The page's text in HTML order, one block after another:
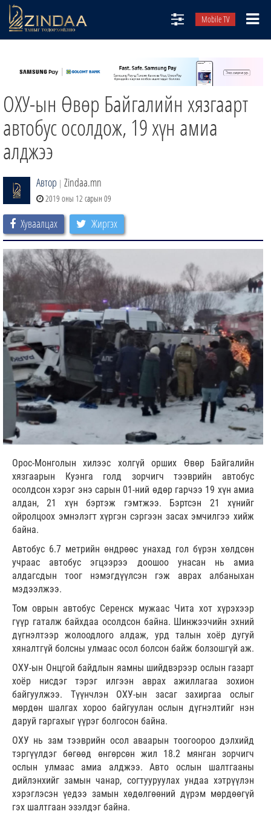
Mobile TV
ТВ8
ӨГЛӨӨНИЙ СОНИН
АУДИО ЗОХИОЛ
ЗИНДАА СЭТГҮҮЛ
ОХУ-ын Өвөр Байгалийн хязгаарт
автобус осолдож, 19 хүн амиа
алджээ
Автор | Zindaa.mn
2019 оны 12 сарын 09
Хуваалцах Жиргэх
Орос-Монголын хилээс холгүй орших Өвөр Байгалийн
хязгаарын Куэнга голд зорчигч тээврийн автобус
осолдсон хэрэг энэ сарын 01-ний өдөр гарчээ 19 хүн амиа
алдан, 21 хүн бэртэж гэмтжээ. Бэртсэн 21 хүнийг
ойролцоох эмнэлэгт хүргэн сэргээн засах эмчилгээ хийж
байна.
Автобус 6.7 метрийн өндрөөс унахад гол бүрэн хөлдсөн
учраас автобус эгцээрээ доошоо унасан нь амиа
алдагсдын тоог нэмэгдүүлсэн гэж аврах албаныхан
мэдээлжээ.
Том оврын автобус Серенск мужаас Чита хот хүрэхээр
гүүр гаталж байхдаа осолдсон байна. Шинжээчийн эхний
дүгнэлтээр жолоодлого алдаж, урд талын хоёр дугуй
хяналтгүй болсны улмаас осол болсон байж болзошгүй аж.
ОХУ-ын Онцгой байдлын яамны шийдвэрээр ослын газарт
хоёр нисдэг тэрэг илгээн аврах ажиллагаа зохион
байгуулжээ. Түүнчлэн ОХУ-ын засаг захиргаа ослыг
мөрдөн шалгах хороо байгуулан ослын дүгнэлтийг нэн
даруй гаргахыг үүрэг болгосон байна.
ОХУ нь зам тээврийн осол аваарын тоогоороо дэлхийд
тэргүүлдэг бөгөөд өнгөрсөн жил 18.2 мянган зорчигч
ослын улмаас амиа алджээ. Авто ослын шалтгааны
дийлэнхийг замын чанар, согтууруулах ундаа хэтрүүлэн
хэрэглэсэн үедээ замын хөдөлгөөний дүрэм мөрдөөгүй
гэх шалтгаан эзэлдэг байна.